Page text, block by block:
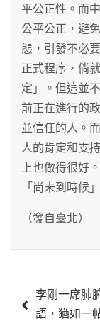
平公正性。而
公平公正，避
態，引發不必
正式程序，倘
定」。但這並
前正在進行的
並信任的人。
人的肯定和支
上也做得很好
「尚未到時候
（發自臺北）
章 李剛一席肺
語，猶如一